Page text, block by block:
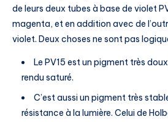
de leurs deux tubes à base de violet
magenta, et en addition avec de
violet. Deux choses ne sont pas
Le PV15 est un pigment très
rendu saturé.
C’est aussi un pigment très
résistance à la lumière. Celui de